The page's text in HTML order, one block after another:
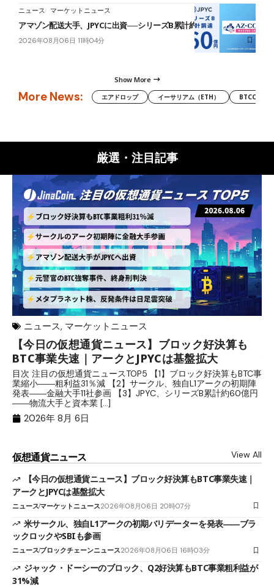
ニュース マーケットニュース
アマゾン配送大手、JPYCに出資──シリーズB累計約60億円に
2026年08月06日 11時04分
Show More
More News: エアドロップ イーサリアム（ETH） BTCC
厳選・注目記事
ニュース, マーケットニュース
【今日の仮想通貨ニュース】ブロック好決算も
BTC事業失速｜アークとJPYCは基盤拡大
目次 注目の仮想通貨ニュースTOP5 【1】ブロック好決算もBTC事
業縮小――粗利益31％減 【2】サークル、独自L1アークの初期陣
発表――金融大手11社参画 【3】JPYC、シリーズB累計約60億円
――物流大手と資本業 […]
2026年 8月 6日
仮想通貨ニュース View All
【今日の仮想通貨ニュース】ブロック好決算もBTC事業失速｜
アークとJPYCは基盤拡大
ニュースマーケットニュース2026年08月06日 20時07分
米サークル、独自L1アークの初期バリデーターを発表――ブラ
ックロックやSBIも参画
ニュースブロックチェーンニュース2026年08月06日 16時03分
ジャック・ドーシーのブロック、Q2好決算もBTC事業粗利益が
31%減